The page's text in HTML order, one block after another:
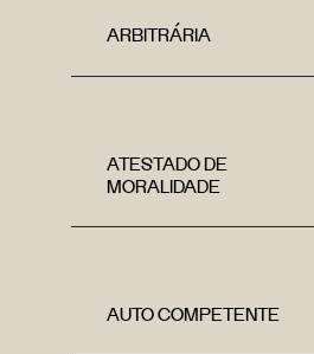
ARBITRÁRIA
ATESTADO DE
MORALIDADE
AUTO COMPETENTE